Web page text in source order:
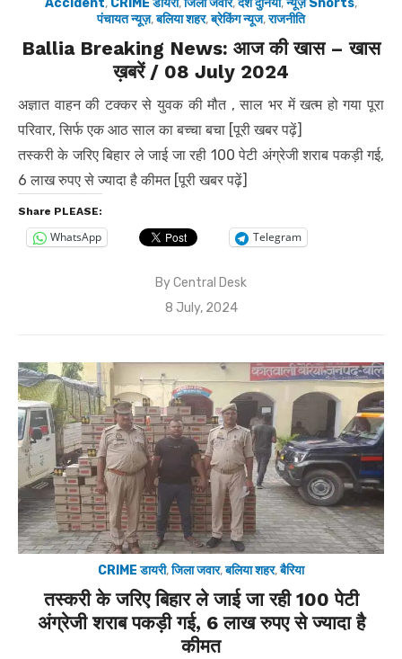
Accident, CRIME डायरी,जिला जवार,देश दुनिया,न्यूज़ Shorts,
पंचायत न्यूज़,बलिया शहर,ब्रेकिंग न्यूज,राजनीति
Ballia Breaking News: आज की खास – खास
ख़बरें / 08 July 2024
अज्ञात वाहन की टक्कर से युवक की मौत , साल भर में खत्म हो गया पूरा
परिवार, सिर्फ एक आठ साल का बच्चा बचा [पूरी खबर पढ़ें]
तस्करी के जरिए बिहार ले जाई जा रही 100 पेटी अंग्रेजी शराब पकड़ी गई,
6 लाख रुपए से ज्यादा है कीमत [पूरी खबर पढ़ें]
Share PLEASE:
WhatsApp Telegram
ByCentral Desk
Posted
8 July, 2024
CRIME डायरी,जिला जवार,बलिया शहर,बैरिया
तस्करी के जरिए बिहार ले जाई जा रही 100 पेटी
अंग्रेजी शराब पकड़ी गई, 6 लाख रुपए से ज्यादा है
कीमत